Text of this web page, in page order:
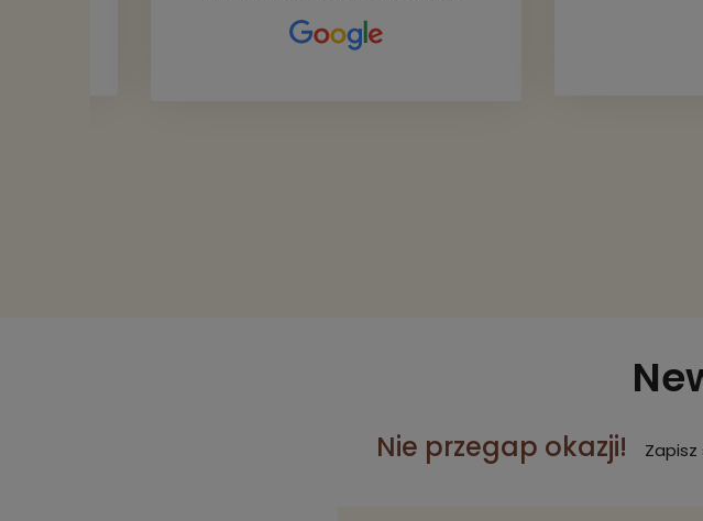
zdjęciu – nasze książki w trakcie
przepakowywania. Część
Nie przegap okazji!